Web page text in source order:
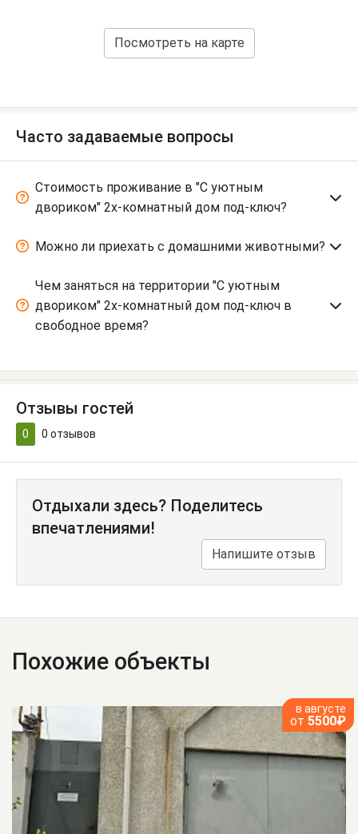
Посмотреть на карте
Часто задаваемые вопросы
Стоимость проживание в "С уютным
двориком" 2х-комнатный дом под-ключ?
Можно ли приехать с домашними животными?
Чем заняться на территории "С уютным
двориком" 2х-комнатный дом под-ключ в
свободное время?
Отзывы гостей
0 0 отзывов
Отдыхали здесь? Поделитесь
впечатлениями!
Напишите отзыв
Похожие объекты
в августе
от 5500₽